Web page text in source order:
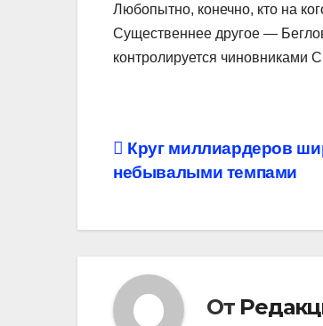
Любопытно, конечно, кто на
Существеннее другое —
контролируется чиновниками
Навигация
записям
Круг миллиардеров
небывалыми темпами
От